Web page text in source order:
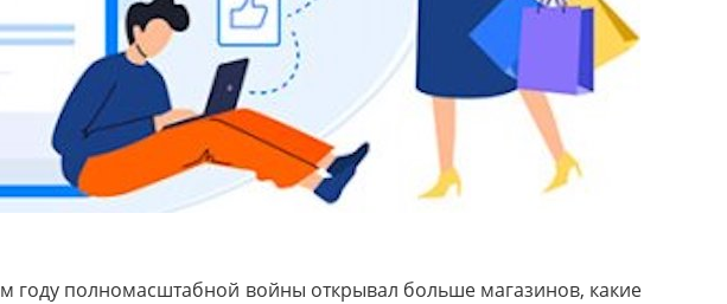
году полномасштабной войны открывал больше магазинов, какие